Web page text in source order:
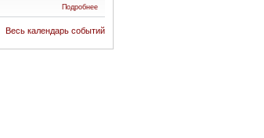
Подробнее
шоу к 50-
Весь календарь событий